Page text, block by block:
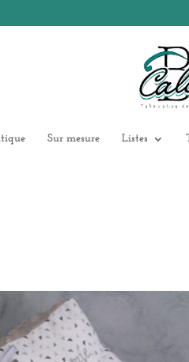
Sur mesure Listes